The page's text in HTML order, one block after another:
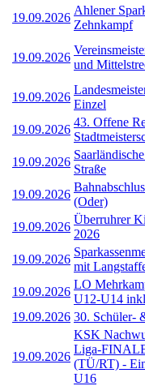
19.09.2026
Ahlener
Zehnkampf
19.09.2026
und
19.09.2026
Einzel
19.09.2026
43. Offene
19.09.2026
Straße
19.09.2026
(Oder)
19.09.2026
Überruhrer
2026
19.09.2026
mit
19.09.2026
LO
U12-U14
19.09.2026 30. Schüler-
19.09.2026
KSK
Liga-
(TÜ/RT) -
U16